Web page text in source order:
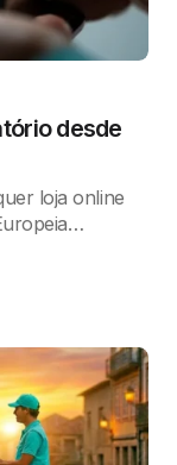
desde
loja online